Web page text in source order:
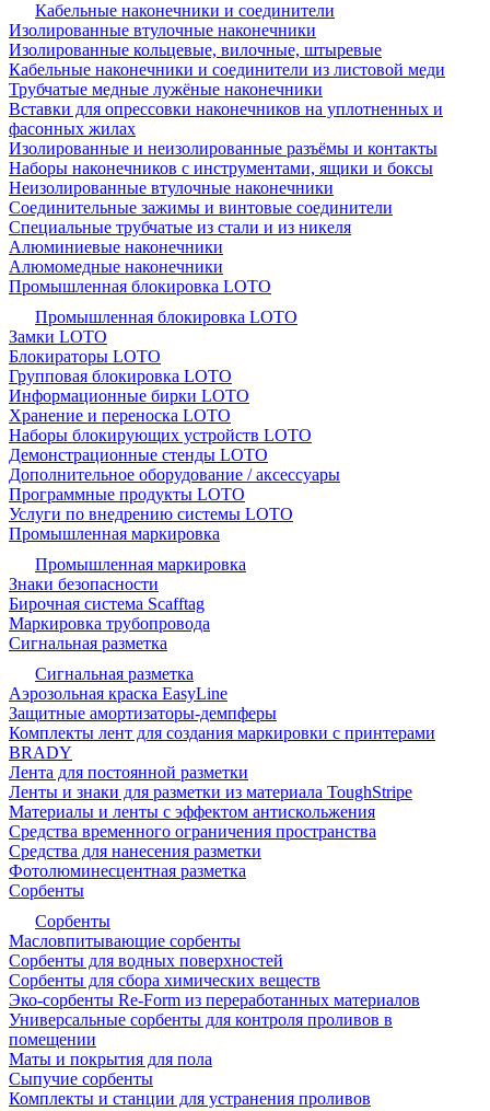
Кабельные наконечники и соединители
Изолированные втулочные наконечники
Изолированные кольцевые, вилочные, штыревые
Кабельные наконечники и соединители из листовой меди
Трубчатые медные лужёные наконечники
Вставки для опрессовки наконечников на уплотненных и
фасонных жилах
Изолированные и неизолированные разъёмы и контакты
Наборы наконечников с инструментами, ящики и боксы
Неизолированные втулочные наконечники
Соединительные зажимы и винтовые соединители
Специальные трубчатые из стали и из никеля
Алюминиевые наконечники
Алюмомедные наконечники
Промышленная блокировка LOTO
Промышленная блокировка LOTO
Замки LOTO
Блокираторы LOTO
Групповая блокировка LOTO
Информационные бирки LOTO
Хранение и переноска LOTO
Наборы блокирующих устройств LOTO
Демонстрационные стенды LOTO
Дополнительное оборудование / аксессуары
Программные продукты LOTO
Услуги по внедрению системы LOTO
Промышленная маркировка
Промышленная маркировка
Знаки безопасности
Бирочная система Scafftag
Маркировка трубопровода
Сигнальная разметка
Сигнальная разметка
Аэрозольная краска EasyLine
Защитные амортизаторы-демпферы
Комплекты лент для создания маркировки с принтерами
BRADY
Лента для постоянной разметки
Ленты и знаки для разметки из материала ToughStripe
Материалы и ленты с эффектом антискольжения
Средства временного ограничения пространства
Средства для нанесения разметки
Фотолюминесцентная разметка
Сорбенты
Сорбенты
Масловпитывающие сорбенты
Сорбенты для водных поверхностей
Сорбенты для сбора химических веществ
Эко-сорбенты Re-Form из переработанных материалов
Универсальные сорбенты для контроля проливов в
помещении
Маты и покрытия для пола
Сыпучие сорбенты
Комплекты и станции для устранения проливов